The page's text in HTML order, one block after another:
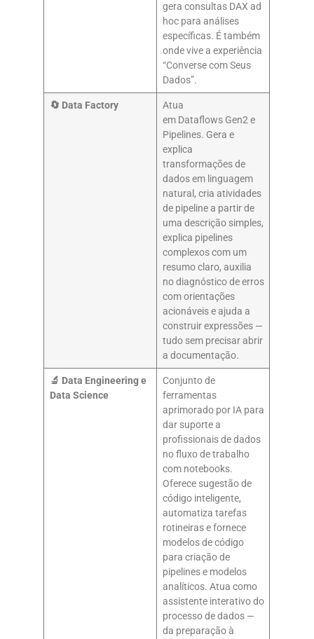
gera consultas DAX ad
hoc para análises
específicas. É também
onde vive a experiência
“Converse com Seus
Dados”.
🔄 Data Factory
Atua
em Dataflows Gen2 e
Pipelines. Gera e
explica
transformações de
dados em linguagem
natural, cria atividades
de pipeline a partir de
uma descrição simples,
explica pipelines
complexos com um
resumo claro, auxilia
no diagnóstico de erros
com orientações
acionáveis e ajuda a
construir expressões —
tudo sem precisar abrir
a documentação.
🔬 Data Engineering e
Data Science
Conjunto de
ferramentas
aprimorado por IA para
dar suporte a
profissionais de dados
no fluxo de trabalho
com notebooks.
Oferece sugestão de
código inteligente,
automatiza tarefas
rotineiras e fornece
modelos de código
para criação de
pipelines e modelos
analíticos. Atua como
assistente interativo do
processo de dados —
da preparação à